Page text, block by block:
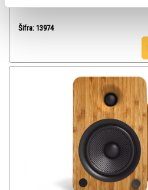
Šifra: 13974